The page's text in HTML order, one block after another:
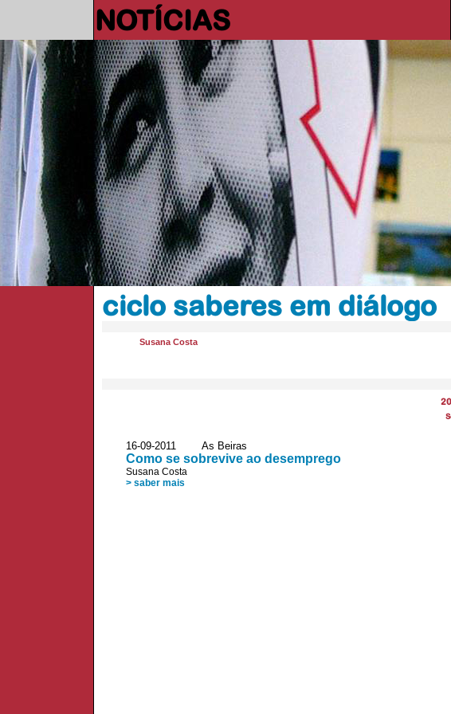
NOTÍCIAS
ciclo saberes em diálogo
Susana Costa
16-09-2011 As Beiras
Como se sobrevive ao desemprego
Susana Costa
> saber mais